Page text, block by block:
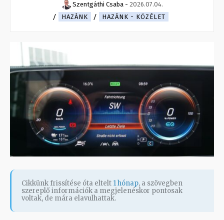
Szentgáthi Csaba - 2026.07.04.
HAZÁNK
HAZÁNK - KÖZÉLET
Cikkünk frissítése óta eltelt 1 hónap, a szövegben
szereplő információk a megjelenéskor pontosak
voltak, de mára elavulhattak.